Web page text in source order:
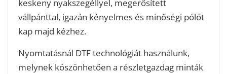
keskeny nyakszegéllyel, megerősített
vállpánttal, igazán kényelmes és minőségi pólót
kap majd kézhez.
Nyomtatásnál DTF technológiát használunk,
melynek köszönhetően a részletgazdag minták